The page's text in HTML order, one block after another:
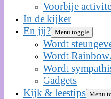
Voorbije
In de kijker
En jij? Menu toggle
Wordt
Wordt
Wordt
Gadgets
Kijk & leestips Menu